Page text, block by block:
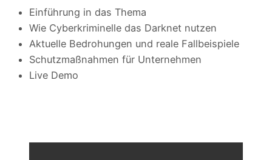
Einführung in das Thema
Wie Cyberkriminelle das Darknet nutzen
Aktuelle Bedrohungen und reale Fallbeispiele
Schutzmaßnahmen für Unternehmen
Live Demo